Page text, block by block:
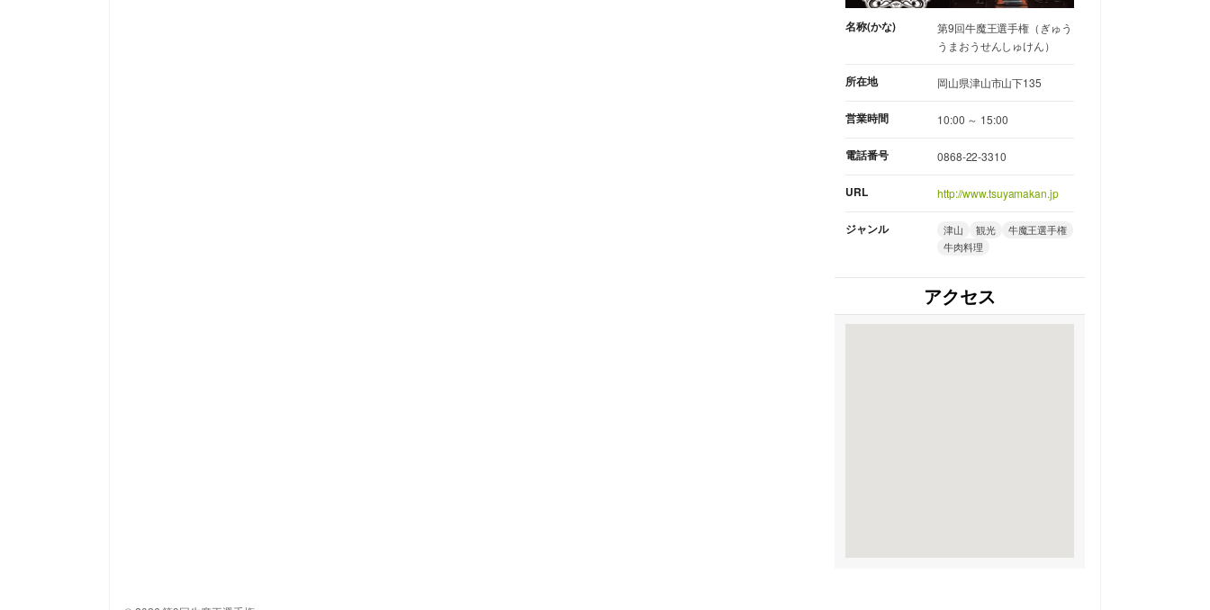
名称(かな)
第9回牛魔王選手権（ぎゅう
うまおうせんしゅけん）
所在地 岡山県津山市山下135
営業時間 10:00 ～ 15:00
電話番号 0868-22-3310
URL http://www.tsuyamakan.jp
ジャンル 津山 観光
牛魔王選手権
牛肉料理
アクセス